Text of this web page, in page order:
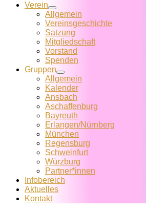
Verein
Allgemein
Vereins­geschichte
Satzung
Mitglied­schaft
Vorstand
Spenden
Gruppen
Allgemein
Kalender
Ansbach
Aschaffenburg
Bayreuth
Erlangen/Nürnberg
München
Regensburg
Schweinfurt
Würzburg
Partner*innen
Infobereich
Aktuelles
Kontakt